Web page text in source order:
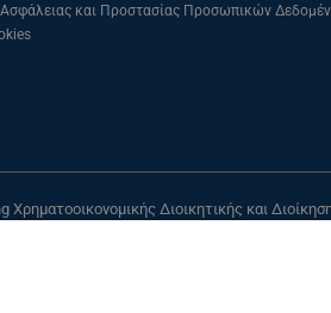
Ασφάλειας και Προστασίας Προσωπικών
Χρηματοοικονομικής Διοικητικής και